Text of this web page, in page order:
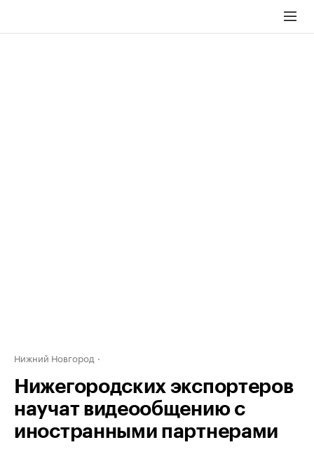
Нижний Новгород
Нижегородских экспортеров
научат видеообщению с
иностранными партнерами